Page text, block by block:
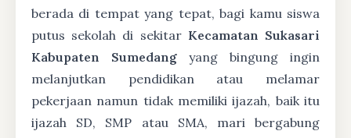
berada di tempat yang tepat, bagi kamu siswa
putus sekolah di sekitar Kecamatan Sukasari
Kabupaten Sumedang yang bingung ingin
melanjutkan pendidikan atau melamar
pekerjaan namun tidak memiliki ijazah, baik itu
ijazah SD, SMP atau SMA, mari bergabung